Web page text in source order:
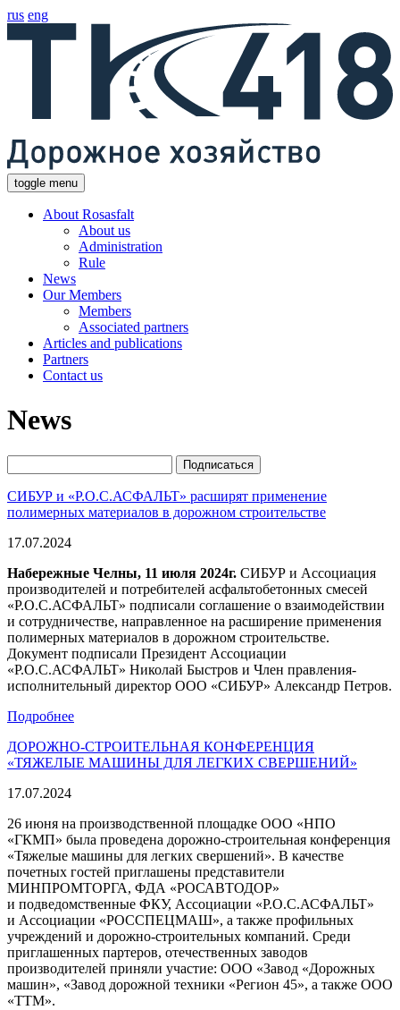
rus eng
toggle menu
About Rosasfalt
About us
Administration
Rule
News
Our Members
Members
Associated partners
Articles and publications
Partners
Contact us
News
СИБУР и «Р.О.С.АСФАЛЬТ» расширят применение
полимерных материалов в дорожном строительстве
17.07.2024
Набережные Челны, 11 июля 2024г. СИБУР и Ассоциация
производителей и потребителей асфальтобетонных смесей
«Р.О.С.АСФАЛЬТ» подписали соглашение о взаимодействии
и сотрудничестве, направленное на расширение применения
полимерных материалов в дорожном строительстве.
Документ подписали Президент Ассоциации
«Р.О.С.АСФАЛЬТ» Николай Быстров и Член правления-
исполнительный директор ООО «СИБУР» Александр Петров.
Подробнее
ДОРОЖНО-СТРОИТЕЛЬНАЯ КОНФЕРЕНЦИЯ
«ТЯЖЕЛЫЕ МАШИНЫ ДЛЯ ЛЕГКИХ СВЕРШЕНИЙ»
17.07.2024
26 июня на производственной площадке ООО «НПО
«ГКМП» была проведена дорожно-строительная конференция
«Тяжелые машины для легких свершений». В качестве
почетных гостей приглашены представители
МИНПРОМТОРГА, ФДА «РОСАВТОДОР»
и подведомственные ФКУ, Ассоциации «Р.О.С.АСФАЛЬТ»
и Ассоциации «РОССПЕЦМАШ», а также профильных
учреждений и дорожно-строительных компаний. Среди
приглашенных партеров, отечественных заводов
производителей приняли участие: ООО «Завод «Дорожных
машин», «Завод дорожной техники «Регион 45», а также ООО
«ТТМ».